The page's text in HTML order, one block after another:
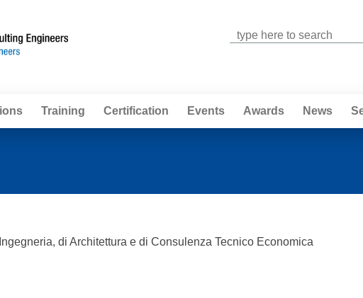
Training Certification Events Awards News
di Architettura e di Consulenza Tecnico Economica